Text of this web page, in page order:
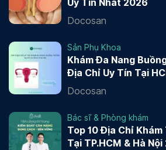
Uy Tín Nhất 2026
Docosan
Sản Phụ Khoa
Khám Đa Nang
Địa Chỉ Uy Tín Tại
Docosan
Bác sĩ & Phòng khám
Top 10 Địa Chỉ
Tại TP.HCM & Hà